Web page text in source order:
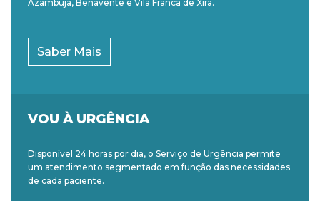
Azambuja, Benavente e Vila Franca de Xira.
Saber Mais
VOU À URGÊNCIA
Disponível 24 horas por dia, o Serviço de Urgência permite
um atendimento segmentado em função das necessidades
de cada paciente.